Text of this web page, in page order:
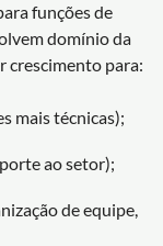
funções de
domínio da
crescimento para:
mais técnicas);
ao setor);
de equipe,